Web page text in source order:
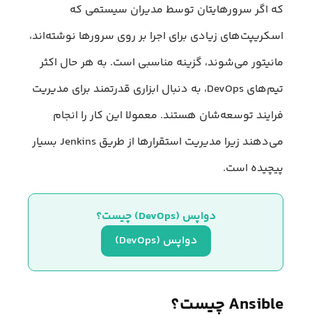
که اگر سرورهایتان توسط مدیران سیستمی که
اسکریپت‌های زیادی برای اجرا بر روی سرورها نوشته‌اند،
مانیتور می‌شوند، گزینه مناسبی است. به هر حال اکثر
تیم‌های DevOps، به دنبال ابزاری قدرتمند برای مدیریت
فرایند توسعه‌شان هستند. معمولا این کار را انجام
می‌دهند زیرا مدیریت استقرار‌ها از طریق Jenkins بسیار
پیچیده است.
دواپس (DevOps) چیست؟
دواپس (DevOps)
Ansible چیست؟